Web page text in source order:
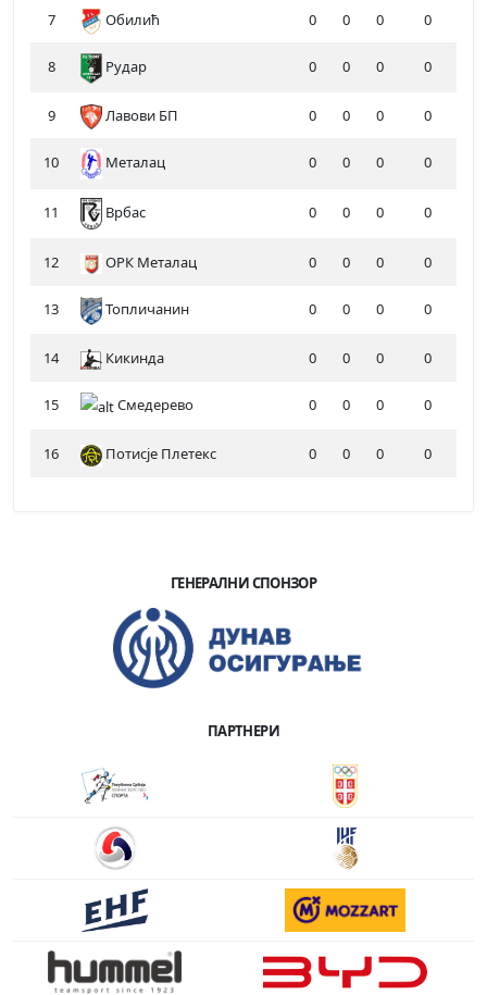
7 Обилић 0 0 0 0
8 Рудар 0 0 0 0
9 Лавови БП 0 0 0 0
10 Металац 0 0 0 0
11 Врбас 0 0 0 0
12 ОРК Металац 0 0 0 0
13 Топличанин 0 0 0 0
14 Кикинда 0 0 0 0
15 Смедерево 0 0 0 0
16 Потисје Плетекс 0 0 0 0
ГЕНЕРАЛНИ СПОНЗОР
ПАРТНЕРИ